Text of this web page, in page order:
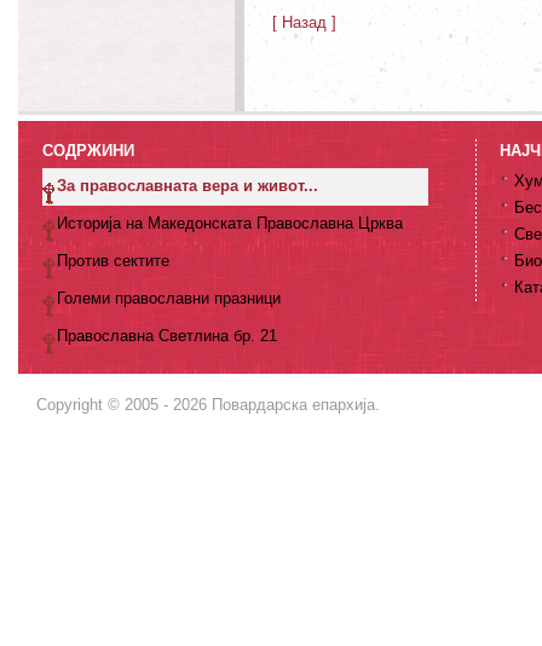
[ Назад ]
СОДРЖИНИ
За православната вера и живот...
Историја на Македонската Православна Црква
Против сектите
Големи православни празници
Православна Светлина бр. 21
Copyright © 2005 - 2026 Повардарска епархија.